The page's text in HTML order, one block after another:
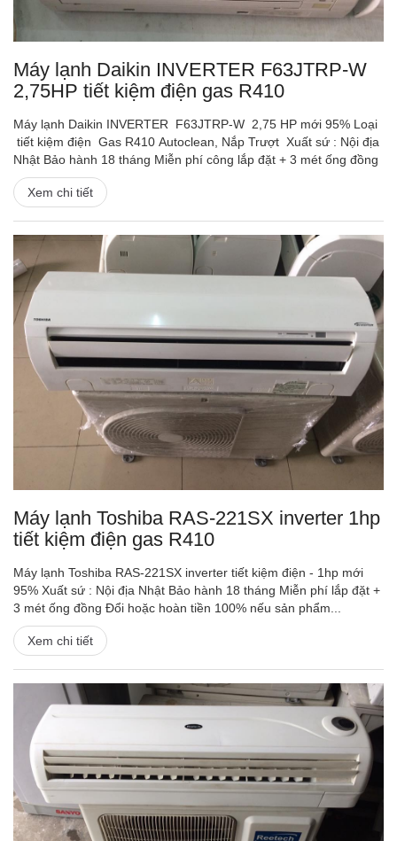
Máy lạnh Daikin INVERTER F63JTRP-W
2,75HP tiết kiệm điện gas R410
Máy lạnh Daikin INVERTER F63JTRP-W 2,75 HP mới 95% Loại
tiết kiệm điện Gas R410 Autoclean, Nắp Trượt Xuất sứ : Nội địa
Nhật Bảo hành 18 tháng Miễn phí công lắp đặt + 3 mét ống đồng
Xem chi tiết
Máy lạnh Toshiba RAS-221SX inverter 1hp
tiết kiệm điện gas R410
Máy lạnh Toshiba RAS-221SX inverter tiết kiệm điện - 1hp mới
95% Xuất sứ : Nội địa Nhật Bảo hành 18 tháng Miễn phí lắp đặt +
3 mét ống đồng Đổi hoặc hoàn tiền 100% nếu sản phẩm...
Xem chi tiết